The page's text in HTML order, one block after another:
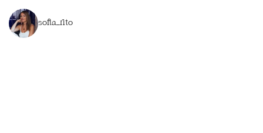
sofia_rito